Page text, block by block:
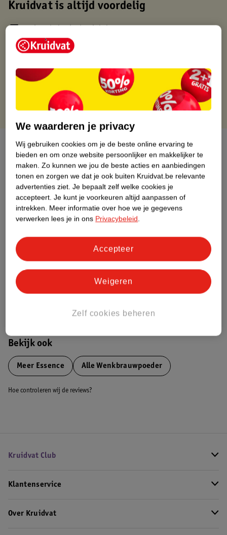
Kruidvat is altijd voordelig
Op werkdagen voor 22:00 uur besteld, volgende dag in huis
Gratis thuisbezorgd vanaf 50.00
Gratis punten met je Kruidvat kaart
Over dit product
Productinformatie
Etiketinformatie
Impact Score.
Bekijk ook
Meer Essence Alle Wenkbrauwpoeder
Hoe controleren wij de reviews?
Kruidvat Club
Klantenservice
Over Kruidvat
We waarderen je privacy
Wij gebruiken cookies om je de beste online ervaring te
bieden en om onze website persoonlijker en makkelijker te
maken. Zo kunnen we jou de beste acties en aanbiedingen
tonen en zorgen we dat je ook buiten Kruidvat.be relevante
advertenties ziet. Je bepaalt zelf welke cookies je
accepteert. Je kunt je voorkeuren altijd aanpassen of
intrekken. Meer informatie over hoe we je gegevens
verwerken lees je in ons Privacybeleid.
Zelf cookies beheren
Weigeren
Accepteer